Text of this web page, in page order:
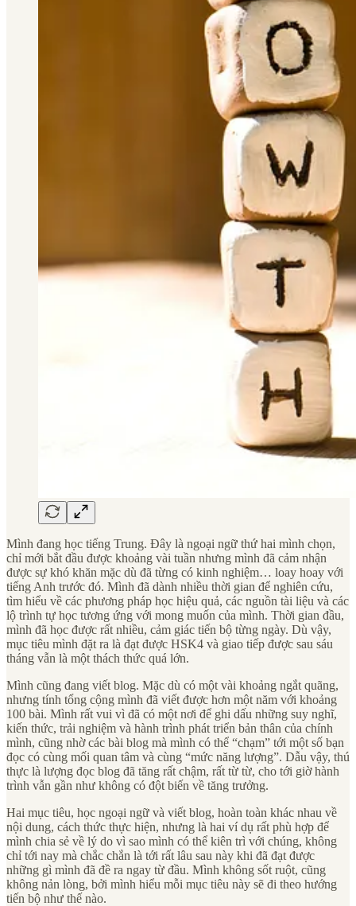
Mình đang học tiếng Trung. Đây là ngoại ngữ thứ hai mình chọn,
chỉ mới bắt đầu được khoảng vài tuần nhưng mình đã cảm nhận
được sự khó khăn mặc dù đã từng có kinh nghiệm… loay hoay với
tiếng Anh trước đó. Mình đã dành nhiều thời gian để nghiên cứu,
tìm hiểu về các phương pháp học hiệu quả, các nguồn tài liệu và các
lộ trình tự học tương ứng với mong muốn của mình. Thời gian đầu,
mình đã học được rất nhiều, cảm giác tiến bộ từng ngày. Dù vậy,
mục tiêu mình đặt ra là đạt được HSK4 và giao tiếp được sau sáu
tháng vẫn là một thách thức quá lớn.
Mình cũng đang viết blog. Mặc dù có một vài khoảng ngắt quãng,
nhưng tính tổng cộng mình đã viết được hơn một năm với khoảng
100 bài. Mình rất vui vì đã có một nơi để ghi dấu những suy nghĩ,
kiến thức, trải nghiệm và hành trình phát triển bản thân của chính
mình, cũng nhờ các bài blog mà mình có thể “chạm” tới một số bạn
đọc có cùng mối quan tâm và cùng “mức năng lượng”. Dẫu vậy, thú
thực là lượng đọc blog đã tăng rất chậm, rất từ từ, cho tới giờ hành
trình vẫn gần như không có đột biến về tăng trưởng.
Hai mục tiêu, học ngoại ngữ và viết blog, hoàn toàn khác nhau về
nội dung, cách thức thực hiện, nhưng là hai ví dụ rất phù hợp để
mình chia sẻ về lý do vì sao mình có thể kiên trì với chúng, không
chỉ tới nay mà chắc chắn là tới rất lâu sau này khi đã đạt được
những gì mình đã đề ra ngay từ đầu. Mình không sốt ruột, cũng
không nản lòng, bởi mình hiểu mỗi mục tiêu này sẽ đi theo hướng
tiến bộ như thế nào.